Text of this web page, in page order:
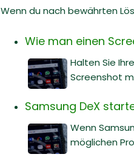
Wenn du nach bewährten
Wie man einen
Halten Sie
Screenshot
Samsung DeX
Wenn
möglichen